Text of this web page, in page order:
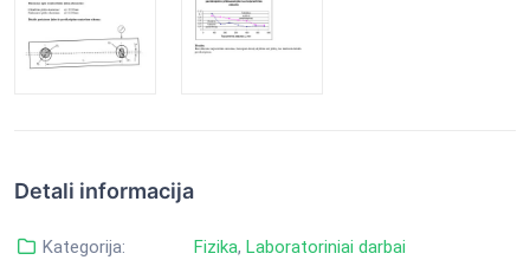
Detali informacija
Kategorija: Fizika, Laboratoriniai darbai